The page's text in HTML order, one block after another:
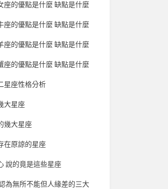
座的優點是什麼 缺點是什麼
座的優點是什麼 缺點是什麼
座的優點是什麼 缺點是什麼
座的優點是什麼 缺點是什麼
星座性格分析
大星座
幾大星座
在原諒的星座
說的竟是這些星座
為無所不能但人緣差的三大